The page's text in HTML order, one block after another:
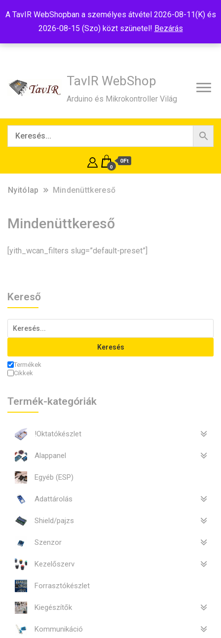
A TavIR WebShopban a személyes átvétel 2026-08-11(K) és
2026-08-15 (Szo) közt szünetel! Bezárás
TavIR WebShop
Arduino és Mikrokontroller Világ
0
0Ft
Nyitólap Mindenüttkereső
Mindenüttkereső
[yith_wcan_filters slug=”default-preset”]
Kereső
Keresés
Termékek
Cikkek
Termék-kategóriák
!Oktatókészlet
Alappanel
Egyéb (ESP)
Adattárolás
Shield/pajzs
Szenzor
Kezelőszerv
Forrasztókészlet
Kiegészítők
Kommunikáció